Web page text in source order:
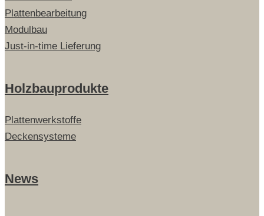
Plattenbearbeitung
Modulbau
Just-in-time Lieferung
Holzbauprodukte
Plattenwerkstoffe
Deckensysteme
News